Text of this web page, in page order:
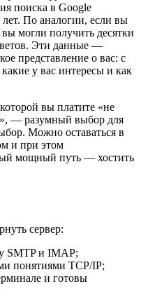
поиска в Google
лет. По аналогии, если вы
могли получить десятки
Эти данные —
представление о вас: с
у вас интересы и как
вы платите «не
— разумный выбор для
Можно оставаться в
и при этом
мощный путь — хостить
сервер:
SMTP и IMAP;
понятиями TCP/IP;
и готовы